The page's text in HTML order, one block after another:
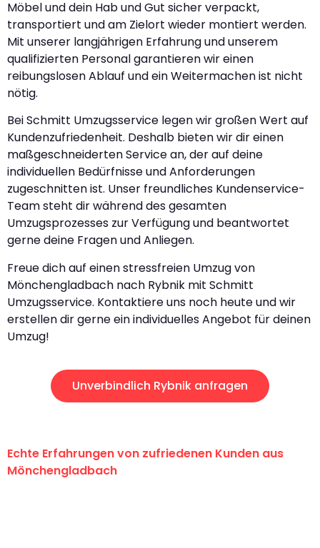
Möbel und dein Hab und Gut sicher verpackt,
transportiert und am Zielort wieder montiert werden.
Mit unserer langjährigen Erfahrung und unserem
qualifizierten Personal garantieren wir einen
reibungslosen Ablauf und ein Weitermachen ist nicht
nötig.
Bei Schmitt Umzugsservice legen wir großen Wert auf
Kundenzufriedenheit. Deshalb bieten wir dir einen
maßgeschneiderten Service an, der auf deine
individuellen Bedürfnisse und Anforderungen
zugeschnitten ist. Unser freundliches Kundenservice-
Team steht dir während des gesamten
Umzugsprozesses zur Verfügung und beantwortet
gerne deine Fragen und Anliegen.
Freue dich auf einen stressfreien Umzug von
Mönchengladbach nach Rybnik mit Schmitt
Umzugsservice. Kontaktiere uns noch heute und wir
erstellen dir gerne ein individuelles Angebot für deinen
Umzug!
Unverbindlich Rybnik anfragen
Echte Erfahrungen von zufriedenen Kunden aus
Mönchengladbach